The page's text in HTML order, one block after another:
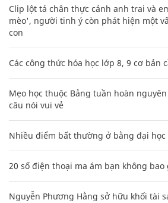
Clip lột tả chân thực cảnh anh trai và
mèo', người tinh ý còn phát hiện một
con
Các công thức hóa học lớp 8, 9 cơ bản
Mẹo học thuộc Bảng tuần hoàn
câu nói vui vẻ
Nhiều điểm bất thường ở bằng đại học
20 số điện thoại ma ám bạn không
Nguyễn Phương Hằng sở hữu khối tài